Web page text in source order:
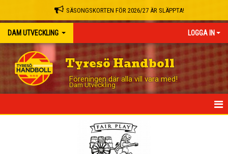
SÄSONGSKORTEN FÖR 2026/27 ÄR SLÄPPTA!
DAM UTVECKLING LOGGA IN
Tyresö Handboll
Föreningen där alla vill vara med!
Dam Utveckling